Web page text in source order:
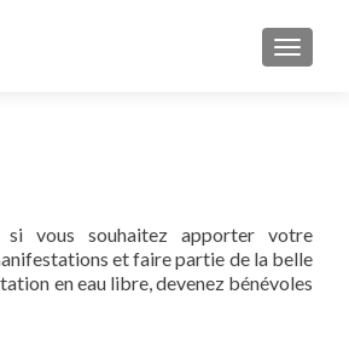
si vous souhaitez apporter votre
et faire partie de la belle
en eau libre, devenez bénévoles